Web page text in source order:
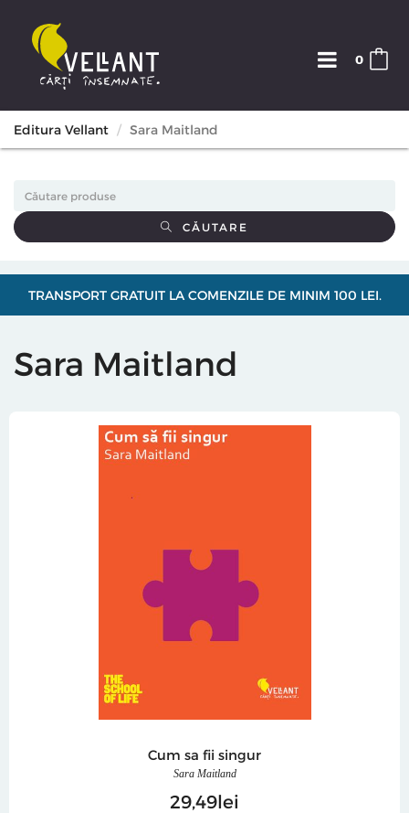
0
Editura Vellant Sara Maitland
CĂUTARE
TRANSPORT GRATUIT LA COMENZILE DE MINIM 100 LEI.
Sara Maitland
Cum sa fii singur
Sara Maitland
2949lei